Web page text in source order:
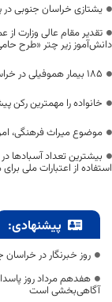
یشتازی خراسان جنوبی در
دانش‌آموز زیر چتر «طرح
۱۸۵ بیمار هموفیلی در خراسان جنوبی تحت پوشش خدمات بیمه سلامت قرار دارند
خانواده را مهمترین رکن
موضوع میراث فرهنگی،
بیشترین تعداد آسبادها
استفاده از اعتبارات ملی
پیشنهادی:
روز خبرنگار در
هفدهم مرداد روز
آگاهی‌بخشی است